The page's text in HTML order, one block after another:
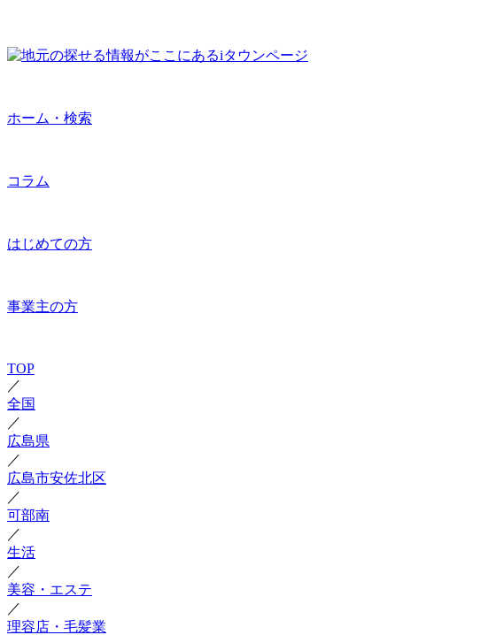
ホーム・検索
コラム
はじめての方
事業主の方
TOP
／
全国
／
広島県
／
広島市安佐北区
／
可部南
／
生活
／
美容・エステ
／
理容店・毛髪業